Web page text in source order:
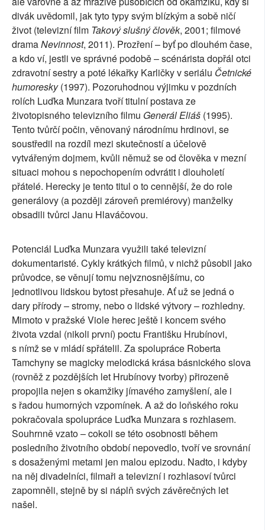
divák uvědomil, jak tyto typy svým blízkým a sobě ničí
život (televizní film Takový slušný člověk, 2001; filmové
dramaNevinnost, 2011). Prozření – byť po dlouhém čase,
a kdo ví, jestli ve správné podobě – scénárista dopřál otci
zdravotní sestry a poté lékařky Karličky v seriálu Četnické
humoresky(1997). Pozoruhodnou výjimku v pozdních
rolích Luďka Munzara tvoří titulní postava ze
životopisného televizního filmu Generál Eliáš (1995).
Tento tvůrčí počin, věnovaný národnímu hrdinovi, se
soustředil na rozdíl mezi skutečností a účelově
vytvářeným dojmem, kvůli němuž se od člověka v mezní
situaci mohou s nepochopením odvrátit i dlouholetí
přátelé. Herecky je tento titul o to cennější, že do role
generálovy (a později zároveň premiérovy) manželky
obsadili tvůrci Janu Hlaváčovou.
Potenciál Luďka Munzara využili také televizní
dokumentaristé. Cykly krátkých filmů, v nichž působil jako
průvodce, se věnují tomu nejvznosnějšímu, co
jednotlivou lidskou bytost přesahuje. Ať už se jedná o
dary přírody – stromy, nebo o lidské výtvory – rozhledny.
Mimoto v pražské Viole herec ještě i koncem svého
života vzdal (nikoli první) poctu Františku Hrubínovi,
s nímž se v mládí spřátelil. Za spolupráce Roberta
Tamchyny se magicky melodická krása básnického slova
(rovněž z pozdějších let Hrubínovy tvorby) přirozeně
propojila nejen s okamžiky jímavého zamyšlení, ale i
s řadou humorných vzpomínek. A až do loňského roku
pokračovala spolupráce Luďka Munzara s rozhlasem.
Souhrnně vzato – cokoli se této osobnosti během
posledního životního období nepovedlo, tvoří ve srovnání
s dosaženými metami jen malou epizodu. Nadto, i kdyby
na něj divadelníci, filmaři a televizní i rozhlasoví tvůrci
zapomněli, stejně by si náplň svých závěrečných let
našel.